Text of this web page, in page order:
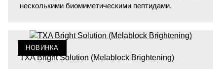
несколькими биомиметическими пептидами.
НОВИНКА
TXA Bright Solution (Melablock Brightening)